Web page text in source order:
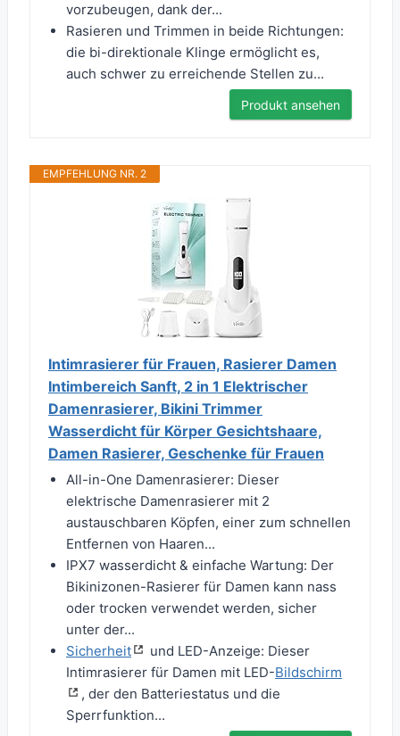
vorzubeugen, dank der...
Rasieren und Trimmen in beide Richtungen:
die bi-direktionale Klinge ermöglicht es,
auch schwer zu erreichende Stellen zu...
Produkt ansehen
EMPFEHLUNG NR. 2
Intimrasierer für Frauen, Rasierer Damen
Intimbereich Sanft, 2 in 1 Elektrischer
Damenrasierer, Bikini Trimmer
Wasserdicht für Körper Gesichtshaare,
Damen Rasierer, Geschenke für Frauen
All-in-One Damenrasierer: Dieser
elektrische Damenrasierer mit 2
austauschbaren Köpfen, einer zum schnellen
Entfernen von Haaren...
IPX7 wasserdicht & einfache Wartung: Der
Bikinizonen-Rasierer für Damen kann nass
oder trocken verwendet werden, sicher
unter der...
Sicherheit
und LED-Anzeige: Dieser
Intimrasierer für Damen mit LED-Bildschirm
, der den Batteriestatus und die
Sperrfunktion...